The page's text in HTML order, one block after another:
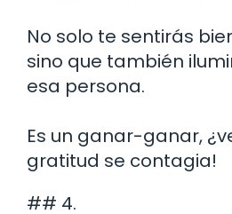
No solo te sentirás
sino que también
esa persona.
Es un ganar-ganar,
gratitud se contagia!
## 4.